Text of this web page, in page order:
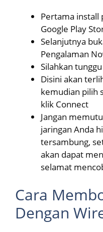
Pertama install
Google Play
Selanjutnya
Pengalaman
Silahkan
Disini akan
kemudian pilih
klik Connect
Jangan
jaringan Anda
tersambung,
akan dapat
selamat
Cara
Dengan